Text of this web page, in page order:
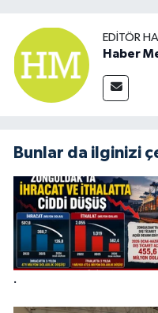
EDITÖR
Haber
Bunlar da ilginizi
.